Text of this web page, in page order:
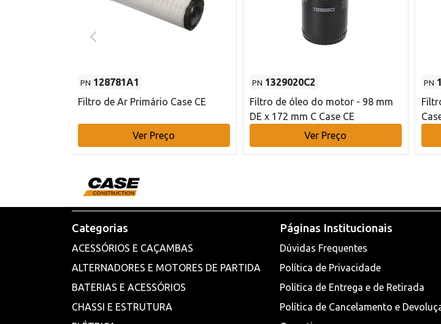
PN 128781A1
Filtro de Ar Primário Case CE
Ver Preço
PN 1329020C2
Filtro de óleo do motor - 98 mm
DE x 172 mm C Case CE
Ver Preço
PN
Categorias
ACESSÓRIOS E CAÇAMBAS
ALTERNADORES E MOTORES DE PARTIDA
BATERIAS E ACESSÓRIOS
CHASSI E ESTRUTURA
Páginas Institucionais
Dúvidas Frequentes
Política de Privacidade
Política de Entrega e de Retirada
Política de Cancelamento e